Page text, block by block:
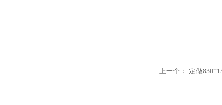
上一个： 定做